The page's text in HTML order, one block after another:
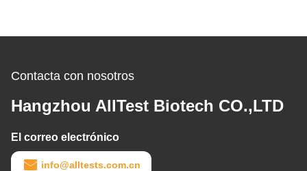
Contacta con nosotros
Hangzhou AllTest Biotech CO.,LTD
El correo electrónico
info@alltests.com.cn